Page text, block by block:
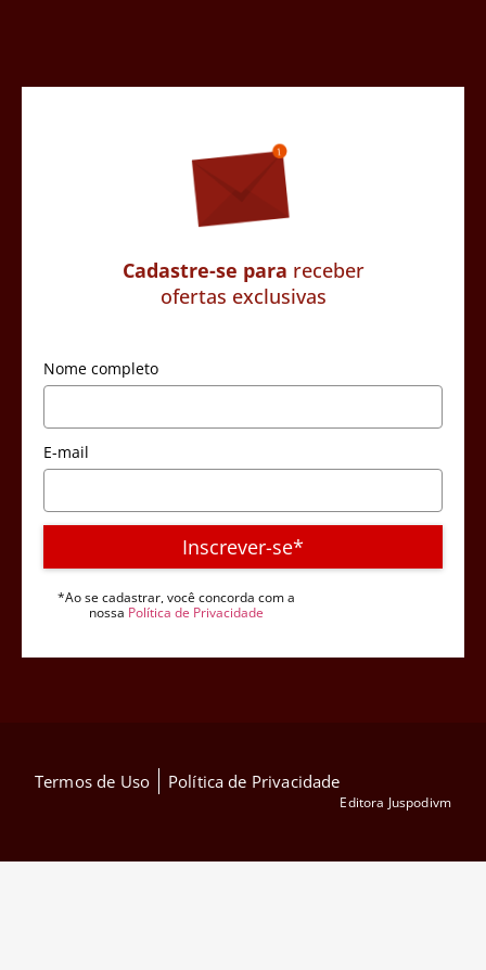
Cadastre-se para receber
ofertas exclusivas
Nome completo
E-mail
Inscrever-se*
*Ao se cadastrar, você concorda com a
nossa Política de Privacidade
Termos de Uso Política de Privacidade
Editora Juspodivm